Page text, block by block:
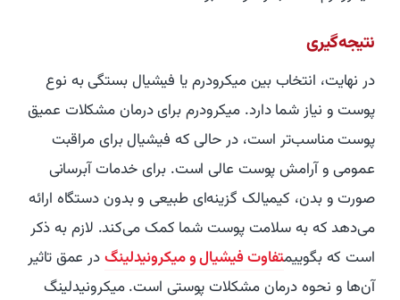
نتیجه‌گیری
در نهایت، انتخاب بین میکرودرم یا فیشیال بستگی به نوع
پوست و نیاز شما دارد. میکرودرم برای درمان مشکلات عمیق
پوست مناسب‌تر است، در حالی که فیشیال برای مراقبت
عمومی و آرامش پوست عالی است. برای خدمات آبرسانی
صورت و بدن، کیمیالک گزینه‌ای طبیعی و بدون دستگاه ارائه
می‌دهد که به سلامت پوست شما کمک می‌کند. لازم به ذکر
است که بگوییمتفاوت فیشیال و میکرونیدلینگدر عمق تاثیر
آن‌ها و نحوه درمان مشکلات پوستی است. میکرونیدلینگ